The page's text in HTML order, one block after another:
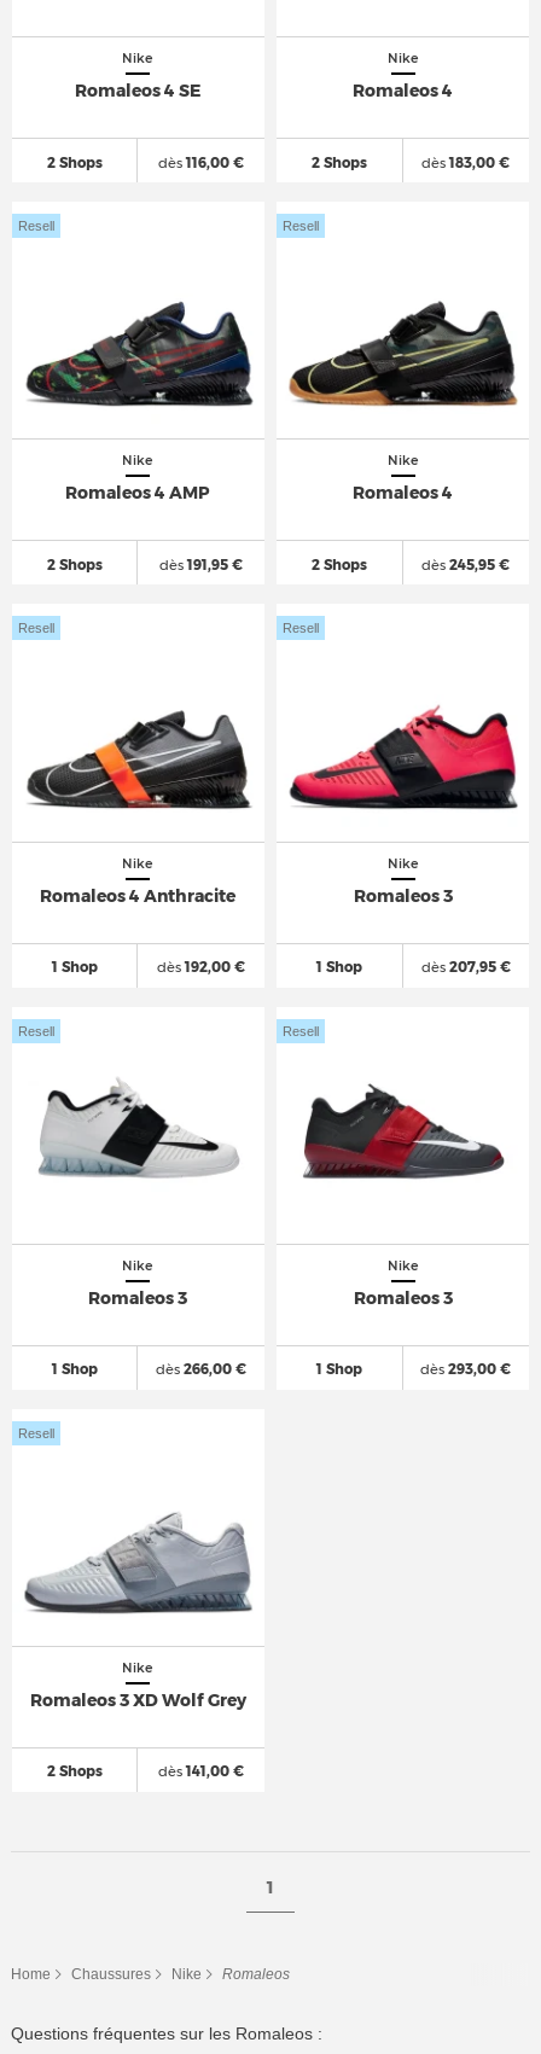
Nike
Romaleos 4 SE
2 Shops dès116,00 €
Nike
Romaleos 4
2 Shops dès183,00 €
Nike
Romaleos 4 AMP
2 Shops
Resell
dès191,95 €
Nike
Romaleos 4
2 Shops
Resell
dès 245,95 €
Nike
Romaleos 4 Anthracite
1 Shop
Resell
dès192,00 €
Nike
Romaleos 3
1 Shop
Resell
dès207,95 €
Nike
Romaleos 3
1 Shop
Resell
dès266,00 €
Nike
Romaleos 3
1 Shop
Resell
dès 293,00 €
Nike
Romaleos 3 XD Wolf Grey
2 Shops
Resell
dès141,00 €
1
Home Chaussures Nike Romaleos
Questions fréquentes sur les Romaleos :